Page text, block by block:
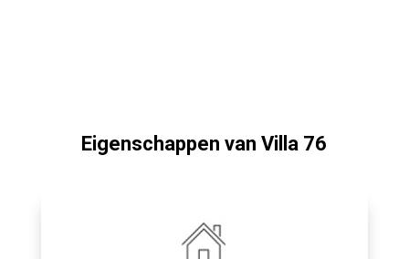
Eigenschappen van Villa 76